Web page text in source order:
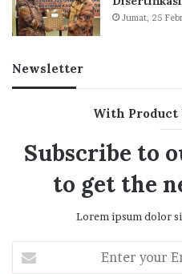
Jumat, 25
Newsletter
With Product
Subscribe to
to get the
Lorem ipsum dolor
your